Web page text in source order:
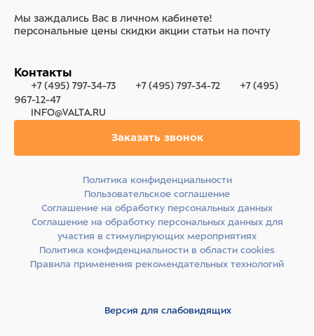
Мы заждались Вас в личном кабинете!
персональные цены скидки акции статьи на почту
Контакты
+7 (495) 797-34-73 +7 (495) 797-34-72
+7 (495)
967-12-47
INFO@VALTA.RU
Заказать звонок
Политика конфиденциальности
Пользовательское соглашение
Соглашение на обработку персональных данных
Соглашение на обработку персональных данных для
участия в стимулирующих мероприятиях
Политика конфиденциальности в области cookies
Правила применения рекомендательных технологий
Версия для слабовидящих